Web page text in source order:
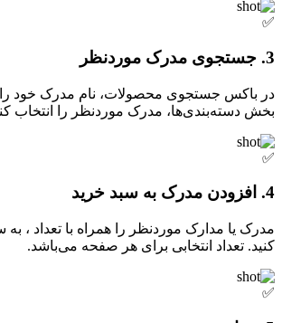
✅
3. جستجوی مدرک موردنظر
در باکس جستجوی محصولات، نام مدرک خود را
بخش دسته‌بندی‌ها، مدرک موردنظر را انتخاب
✅
4. افزودن مدرک به سبد خرید
مدرک یا مدارک موردنظر را همراه با تعداد ،
کنید. تعداد انتخابی برای هر صفحه می‌باشد.
✅